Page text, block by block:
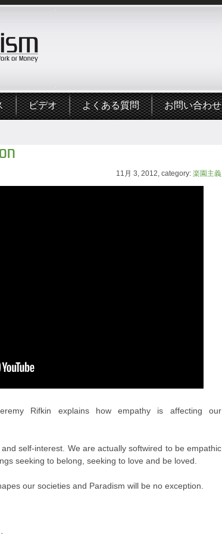
ビデオ よくある質問 お問い合わせ
11月 3, 2012, category: 楽園主義
Rifkin explains how empathy is affecting our
self-interest. We are actually softwired to be empathic
seeking to belong, seeking to love and be loved.
our societies and Paradism will be no exception.